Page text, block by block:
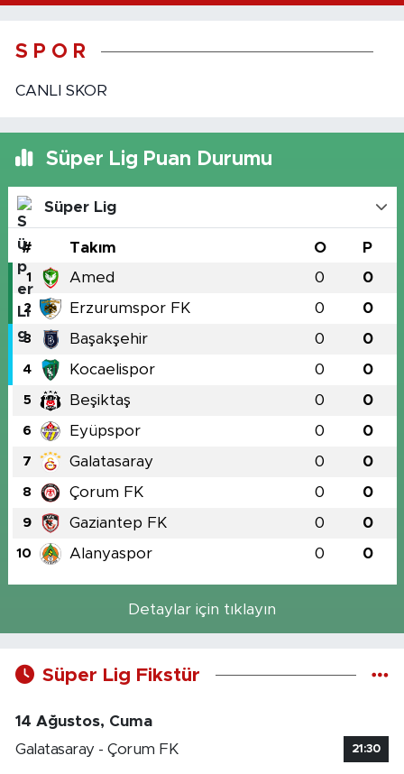
S P O R
CANLI SKOR
Süper Lig Puan Durumu
Süper Lig
# Takım O P
1 Amed 0 0
2 Erzurumspor FK 0 0
3 Başakşehir 0 0
4 Kocaelispor 0 0
5 Beşiktaş 0 0
6 Eyüpspor 0 0
7 Galatasaray 0 0
8 Çorum FK 0 0
9 Gaziantep FK 0 0
10 Alanyaspor 0 0
Detaylar için tıklayın
Süper Lig Fikstür
14 Ağustos, Cuma
Galatasaray - Çorum FK
21:30